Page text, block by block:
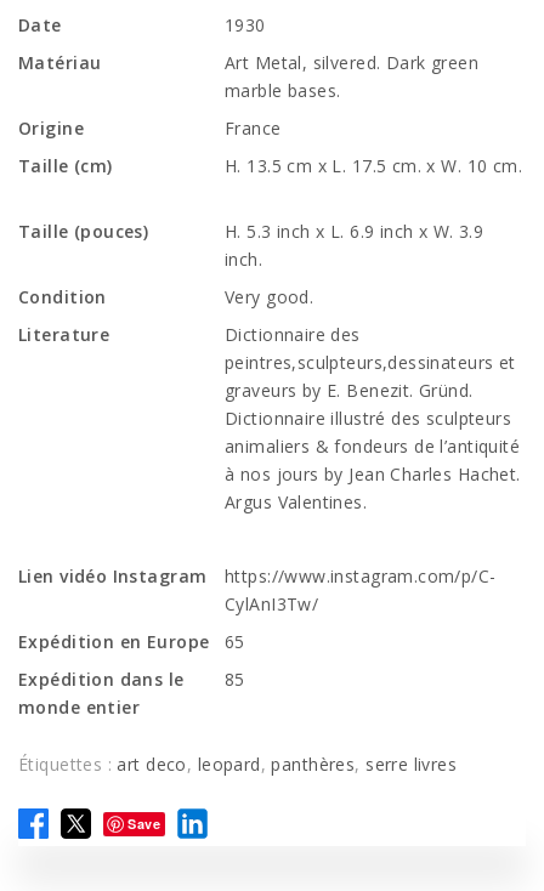
Date
1930
Matériau
Art Metal, silvered. Dark green
marble bases.
Origine
France
Taille (cm)
H. 13.5 cm x L. 17.5 cm. x W. 10 cm.
Taille (pouces)
H. 5.3 inch x L. 6.9 inch x W. 3.9
inch.
Condition
Very good.
Literature
Dictionnaire des
peintres,sculpteurs,dessinateurs et
graveurs by E. Benezit. Gründ.
Dictionnaire illustré des sculpteurs
animaliers & fondeurs de l’antiquité
à nos jours by Jean Charles Hachet.
Argus Valentines.
Lien vidéo Instagram
https://www.instagram.com/p/C-
CylAnI3Tw/
Expédition en Europe
65
Expédition dans le
monde entier
85
Étiquettes : art deco, leopard,panthères, serre livres
Save